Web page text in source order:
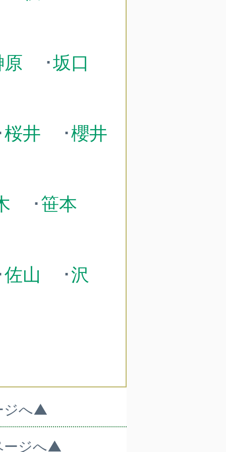
･坂口
桜井 ･櫻井
･笹本
佐山 ･沢
ジへ▲
ージへ▲